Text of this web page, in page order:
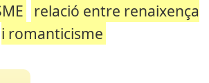
relació entre renaixença
i romanticisme